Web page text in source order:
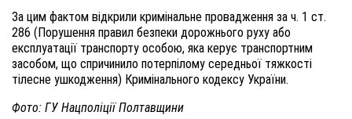
За цим фактом відкрили кримінальне провадження за ч. 1 ст.
286 (Порушення правил безпеки дорожнього руху або
експлуатації транспорту особою, яка керує транспортним
засобом, що спричинило потерпілому середньої тяжкості
тілесне ушкодження) Кримінального кодексу України.
Фото: ГУ Нацполіції Полтавщини